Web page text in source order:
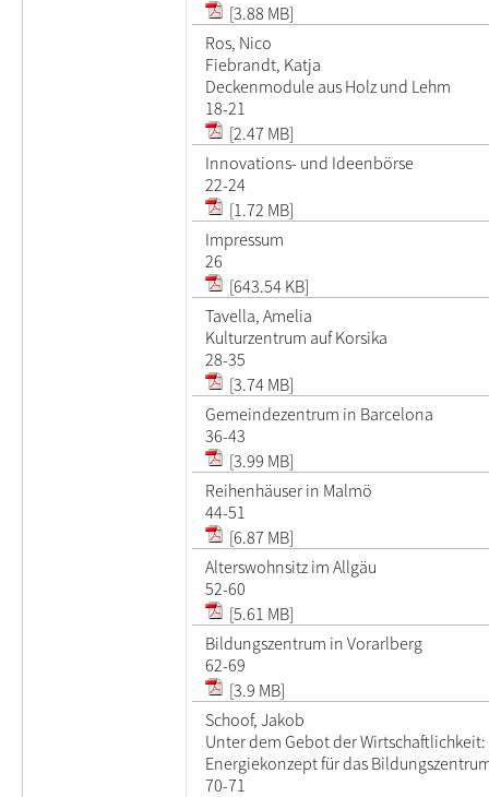
[3.88 MB]
Ros, Nico
Fiebrandt, Katja
Deckenmodule aus Holz und Lehm
18-21
[2.47 MB]
Innovations- und Ideenbörse
22-24
[1.72 MB]
Impressum
26
[643.54 KB]
Tavella, Amelia
Kulturzentrum auf Korsika
28-35
[3.74 MB]
Gemeindezentrum in Barcelona
36-43
[3.99 MB]
Reihenhäuser in Malmö
44-51
[6.87 MB]
Alterswohnsitz im Allgäu
52-60
[5.61 MB]
Bildungszentrum in Vorarlberg
62-69
[3.9 MB]
Schoof, Jakob
Unter dem Gebot der Wirtschaftlichkeit:
Energiekonzept für das
70-71